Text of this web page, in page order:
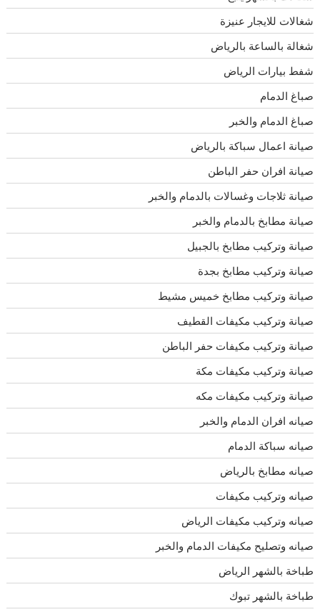
شغالات للايجار عنيزة
شغالة بالساعة بالرياض
شفط بيارات الرياض
صباغ الدمام
صباغ الدمام والخبر
صيانة اعمال سباكة بالرياض
صيانة افران حفر الباطن
صيانة ثلاجات وغسالات بالدمام والخبر
صيانة مطابخ بالدمام والخبر
صيانة وتركيب مطابخ بالجبيل
صيانة وتركيب مطابخ بجدة
صيانة وتركيب مطابخ خميس مشيط
صيانة وتركيب مكيفات القطيف
صيانة وتركيب مكيفات حفر الباطن
صيانة وتركيب مكيفات مكة
صيانة وتركيب مكيفات مكه
صيانه افران الدمام والخبر
صيانه سباكة الدمام
صيانه مطابخ بالرياض
صيانه وتركيب مكيفات
صيانه وتركيب مكيفات الرياض
صيانه وتصليح مكيفات الدمام والخبر
طباخة بالشهر الرياض
طباخة بالشهر تبوك